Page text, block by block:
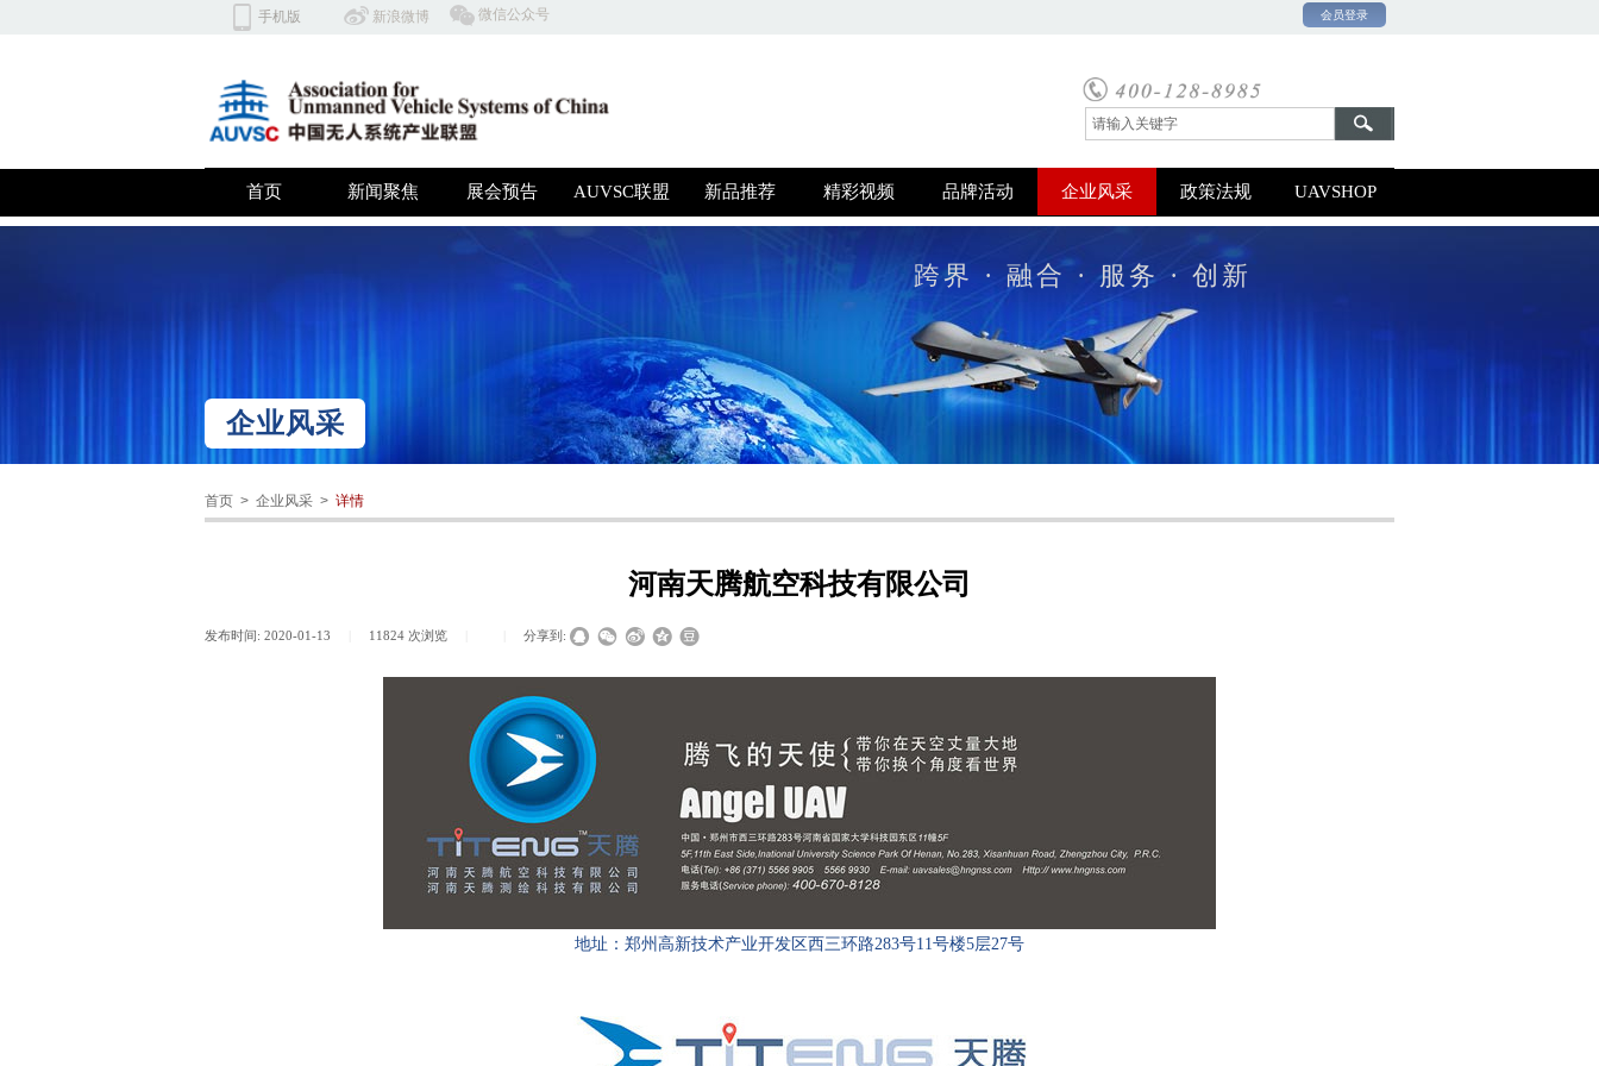
​微信公众号
手机版 ​​新浪微博 会员登录
首页 新闻聚焦 展会预告 AUVSC联盟 新品推荐 精彩视频 品牌活动 企业风采 政策法规 UAVSHOP
跨界 · 融合 · 服务 · 创新
双击此处添加文字
企业风采
首页 > 企业风采 > 详情
河南天腾航空科技有限公司
发布时间: 2020-01-13 11824 次浏览 分享到:
地址：郑州高新技术产业开发区西三环路283号11号楼5层27号